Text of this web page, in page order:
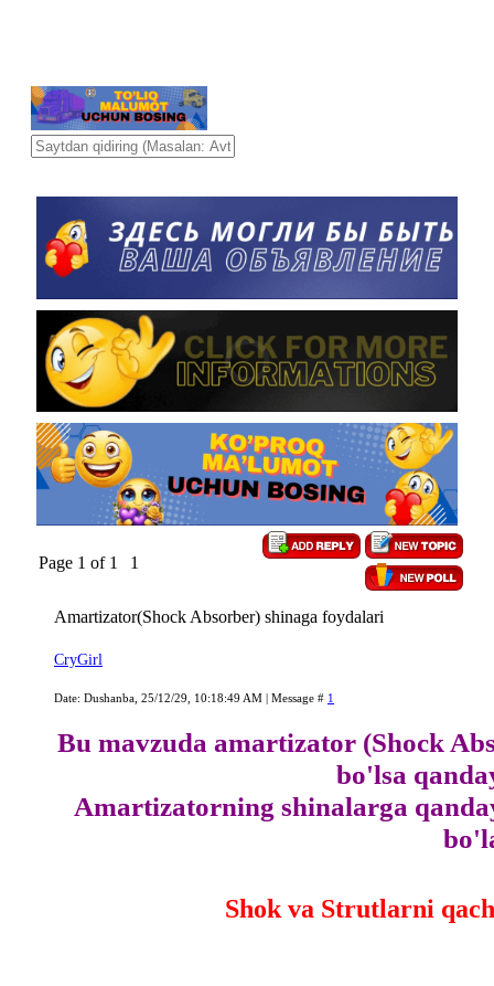
Page 1 of 1 1
Amartizator(Shock Absorber) shinaga foydalari
CryGirl
Date: Dushanba, 25/12/29, 10:18:49 AM | Message # 1
Bu mavzuda amartizator (Shock
bo'lsa
Amartizatorning shinalarga
Shok va Strutlarni